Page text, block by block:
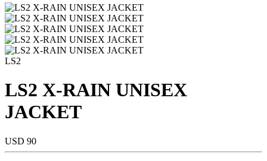
LS2
LS2 X-RAIN UNISEX
JACKET
USD 90